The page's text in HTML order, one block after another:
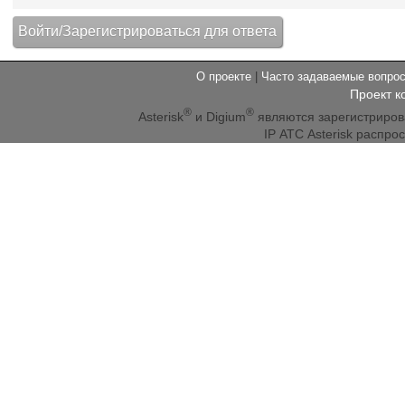
О проекте Часто задаваемые
Проект
Asterisk® и Digium® являются
IP АТС Asterisk